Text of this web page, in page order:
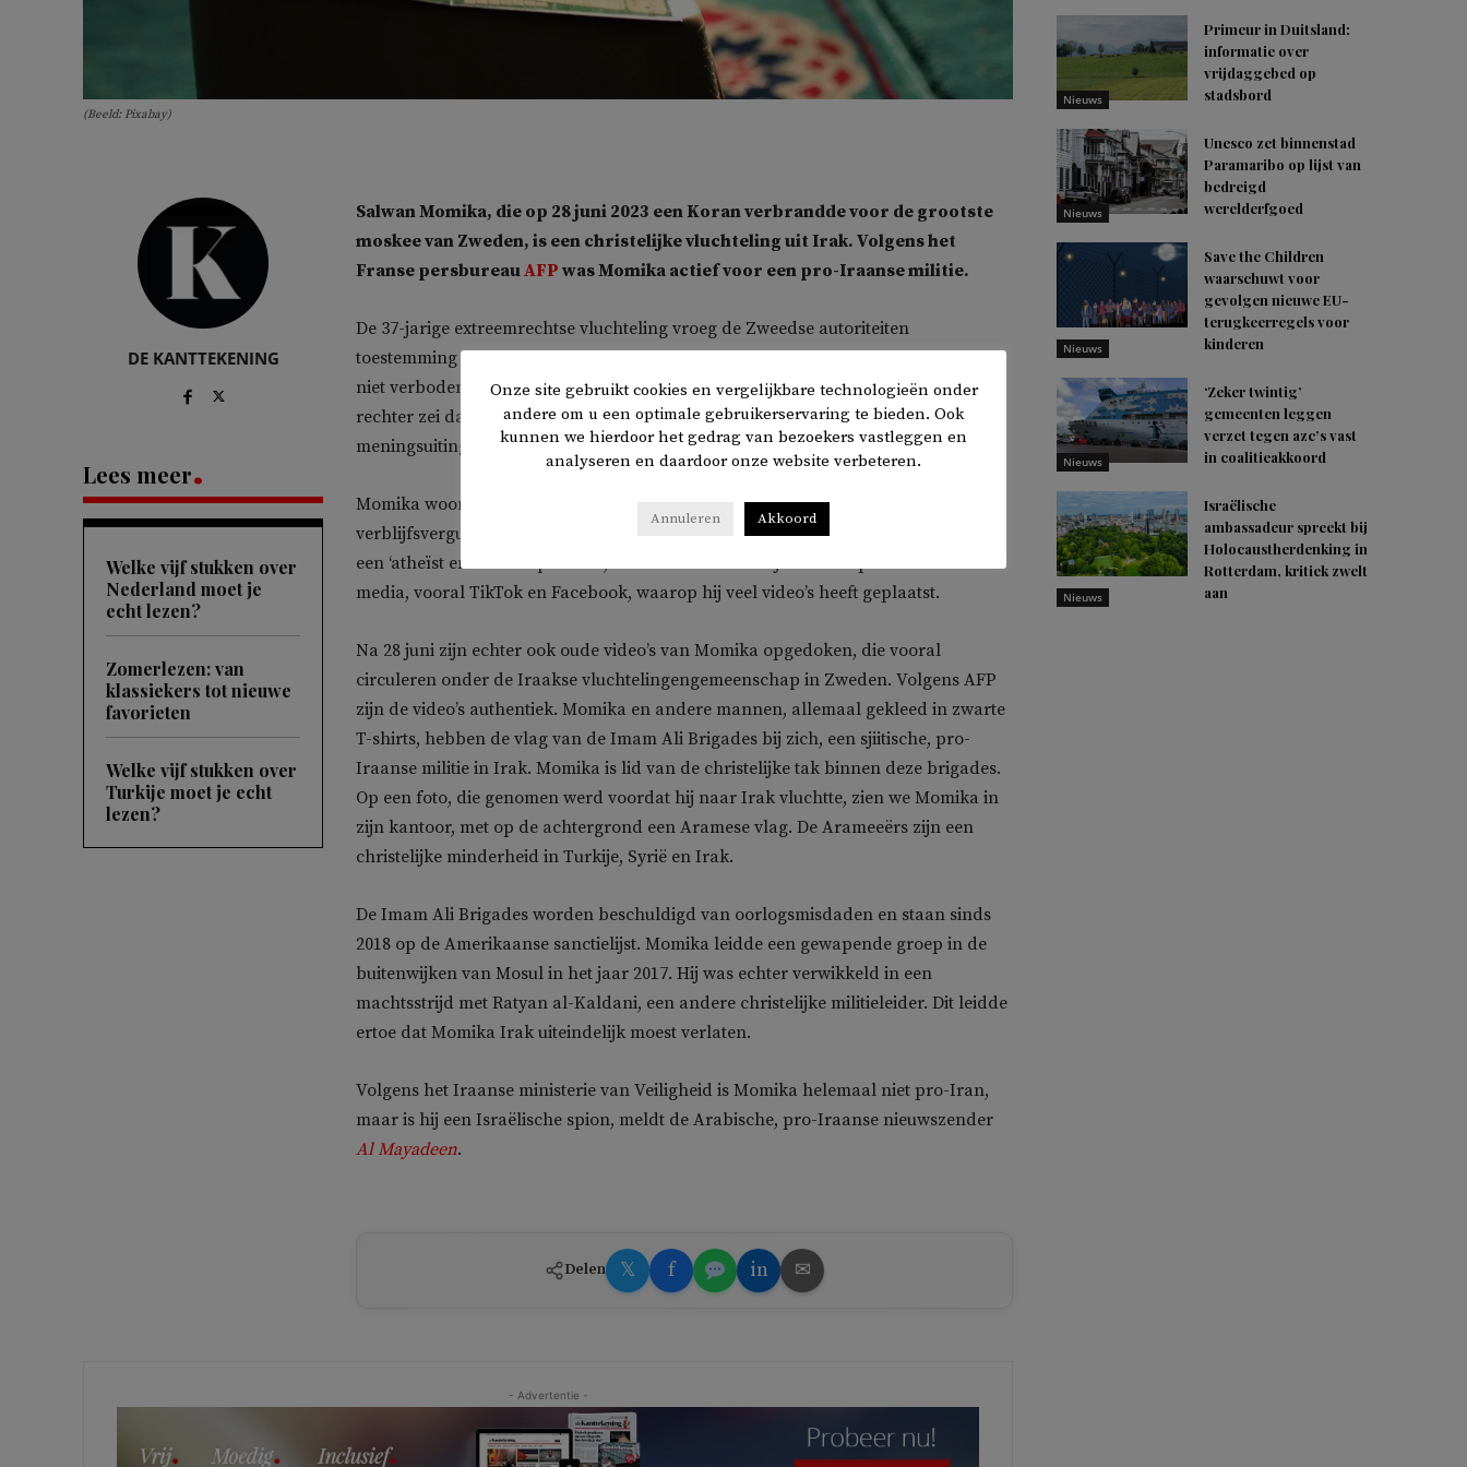
(Beeld: Pixabay)
DE KANTTEKENING
Lees meer
Welke vijf stukken over
Nederland moet je
echt lezen?
Zomerlezen: van
klassiekers tot nieuwe
favorieten
Welke vijf stukken over
Turkije moet je echt
lezen?
Salwan Momika, die op 28 juni 2023 een Koran verbrandde voor de grootste
moskee van Zweden, is een christelijke vluchteling uit Irak. Volgens het
Franse persbureauAFP was Momika actief voor een pro-Iraanse militie.
De 37-jarige extreemrechtse vluchteling vroeg de Zweedse autoriteiten
toestemming om een exemplaar van de Koran te verbranden. Omdat dat officieel
niet verboden is in Zweden kon de boekverbranding gewoon plaatsvinden. De
rechter zei dat een boek verbranden mag, vanwege het recht van vrijheid van
meningsuiting.
Momika woont sinds april 2018 in Zweden. Drie jaar later kreeg hij een tijdelijke
verblijfsvergunning, die afloopt in april 2024. Op Facebook beschrijft hij zich als
een ‘atheïst en verlicht politicus, denker en acteur’. Hij is actief op diverse sociale
media, vooral TikTok en Facebook, waarop hij veel video’s heeft geplaatst.
Na 28 juni zijn echter ook oude video’s van Momika opgedoken, die vooral
circuleren onder de Iraakse vluchtelingengemeenschap in Zweden. Volgens AFP
zijn de video’s authentiek. Momika en andere mannen, allemaal gekleed in zwarte
T-shirts, hebben de vlag van de Imam Ali Brigades bij zich, een sjiitische, pro-
Iraanse militie in Irak. Momika is lid van de christelijke tak binnen deze brigades.
Op een foto, die genomen werd voordat hij naar Irak vluchtte, zien we Momika in
zijn kantoor, met op de achtergrond een Aramese vlag. De Arameeërs zijn een
christelijke minderheid in Turkije, Syrië en Irak.
De Imam Ali Brigades worden beschuldigd van oorlogsmisdaden en staan sinds
2018 op de Amerikaanse sanctielijst. Momika leidde een gewapende groep in de
buitenwijken van Mosul in het jaar 2017. Hij was echter verwikkeld in een
machtsstrijd met Ratyan al-Kaldani, een andere christelijke militieleider. Dit leidde
ertoe dat Momika Irak uiteindelijk moest verlaten.
Volgens het Iraanse ministerie van Veiligheid is Momika helemaal niet pro-Iran,
maar is hij een Israëlische spion, meldt de Arabische, pro-Iraanse nieuwszender
Al Mayadeen.
Delen 𝕏 f in ✉
- Advertentie -
Nieuws
Primeur in Duitsland:
informatie over
vrijdaggebed op
stadsbord
Nieuws
Unesco zet binnenstad
Paramaribo op lijst van
bedreigd
werelderfgoed
Nieuws
Save the Children
waarschuwt voor
gevolgen nieuwe EU-
terugkeerregels voor
kinderen
Nieuws
‘Zeker twintig’
gemeenten leggen
verzet tegen azc’s vast
in coalitieakkoord
Nieuws
Israëlische
ambassadeur spreekt bij
Holocaustherdenking in
Rotterdam, kritiek zwelt
aan
Onze site gebruikt cookies en vergelijkbare technologieën onder
andere om u een optimale gebruikerservaring te bieden. Ook
kunnen we hierdoor het gedrag van bezoekers vastleggen en
analyseren en daardoor onze website verbeteren.
Annuleren Akkoord